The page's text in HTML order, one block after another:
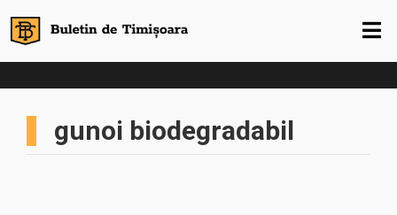
gunoi biodegradabil